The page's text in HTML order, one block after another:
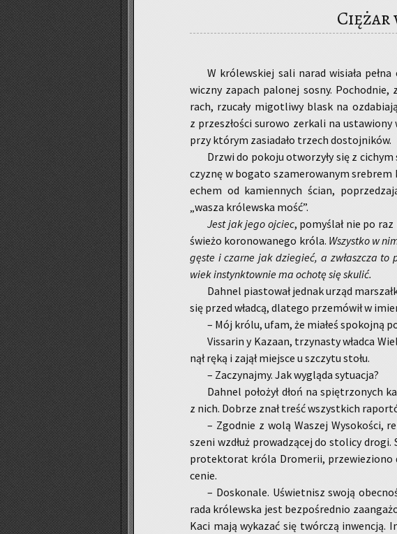
Ciężar
W kró­lew­skiej sali narad wi­sia­ła
wicz­ny za­pach pa­lo­nej sosny.
rach, rzu­ca­ły mi­go­tli­wy blask na
z prze­szło­ści su­ro­wo zer­ka­li na
przy któ­rym za­sia­da­ło trzech do­stoj­ni­ków.
Drzwi do po­ko­ju otwo­rzy­ły się z
czy­znę w bo­ga­to sza­me­ro­wa­nym sre­brem
echem od ka­mien­nych ścian,
„wasza kró­lew­ska mość”.
Jest jak jego oj­ciec, po­my­ślał nie po
świe­żo ko­ro­no­wa­ne­go króla. Wszyst­ko w
gęste i czar­ne jak dzie­gieć, a zwłasz­cza to
wiek in­stynk­tow­nie ma ocho­tę się sku­lić.
Dah­nel pia­sto­wał jed­nak urząd
się przed wład­cą, dla­te­go prze­mó­wił w
– Mój królu, ufam, że mia­łeś spo­koj­ną
Vis­sa­rin y Ka­za­an, trzy­na­sty wład­ca
nął ręką i zajął miej­sce u szczy­tu stołu.
– Za­czy­naj­my. Jak wy­glą­da sy­tu­acja?
Dah­nel po­ło­żył dłoń na spię­trzo­nych
z nich. Do­brze znał treść wszyst­kich
– Zgod­nie z wolą Wa­szej Wy­so­ko­ści,
sze­ni wzdłuż pro­wa­dzą­cej do sto­li­cy
pro­tek­to­rat króla Dro­me­rii, prze­wie­zio­no
ce­nie.
– Do­sko­na­le. Uświet­nisz swoją
rada kró­lew­ska jest bez­po­śred­nio
Kaci mają wy­ka­zać się twór­czą in­wen­cją.